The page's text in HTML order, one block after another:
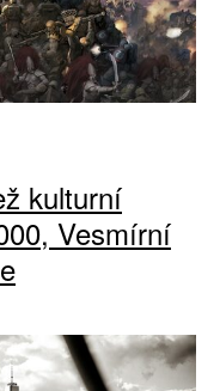
kulturní
Vesmírní